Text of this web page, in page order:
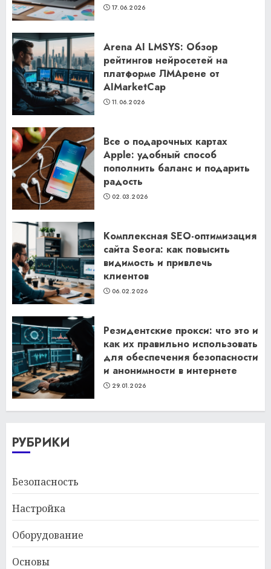
17.06.2026
Arena AI LMSYS: Обзор
рейтингов нейросетей на
платформе ЛМАрене от
AIMarketCap
11.06.2026
Все о подарочных картах
Apple: удобный способ
пополнить баланс и подарить
радость
02.03.2026
Комплексная SEO-оптимизация
сайта Seora: как повысить
видимость и привлечь
клиентов
06.02.2026
Резидентские прокси: что это и
как их правильно использовать
для обеспечения безопасности
и анонимности в интернете
29.01.2026
РУБРИКИ
Безопасность
Настройка
Оборудование
Основы